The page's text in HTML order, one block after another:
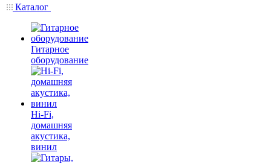
Каталог
Гитарное
оборудование
Hi-Fi,
домашняя
акустика,
винил